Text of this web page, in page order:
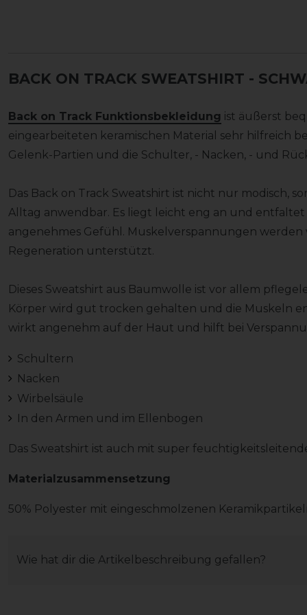
BACK ON TRACK SWEATSHIRT -
Back on Track Funktionsbekleidung ist äußerst
eingearbeiteten keramischen Material sehr hilfreich
Gelenk-Partien und die Schulter, - Nacken, - und
Das Back on Track Sweatshirt ist nicht nur modisch,
Alltag anwendbar. Es liegt leicht eng an und
angenehmes Gefühl. Muskelverspannungen
Regeneration unterstützt.
Dieses Sweatshirt aus Baumwolle ist vor allem
Körper wird gut trocken gehalten und die Muskeln
wirkt angenehm auf der Haut und hilft bei
Schultern
Nacken
Wirbelsäule
In den Armen und im Ellenbogen
Das Sweatshirt ist auch mit super
Materialzusammensetzung
50% Polyester mit eingeschmolzenen
Wie hat dir die Artikelbeschreibung gefallen?